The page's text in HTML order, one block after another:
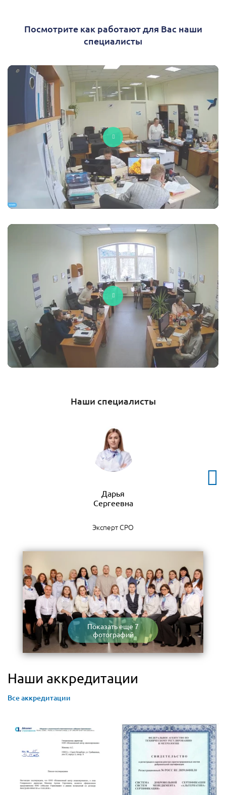
Посмотрите как работают для Вас наши
специалисты
Наши специалисты
Дарья
Сергеевна
Эксперт СРО
Показать еще 7
фотографий
Наши аккредитации
Все аккредитации